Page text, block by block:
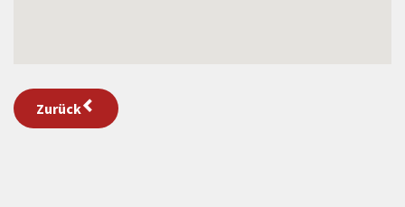
Zurück